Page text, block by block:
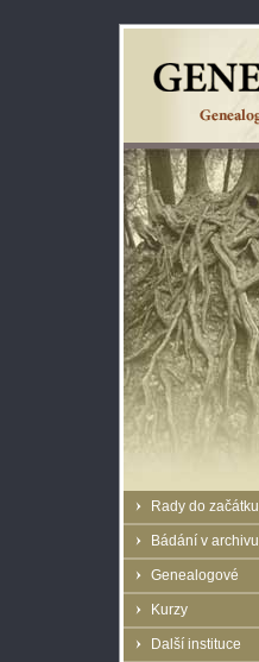
Rady do začátku
Bádání v archivu
Genealogové
Kurzy
Další instituce